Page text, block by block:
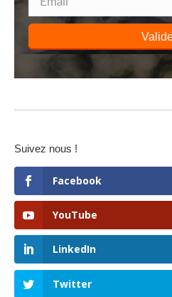
Suivez nous !
Facebook
YouTube
LinkedIn
Twitter